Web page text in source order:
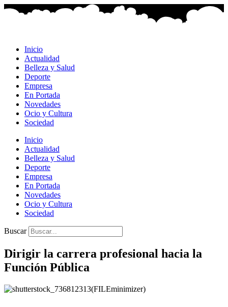
Ir
Inicio
Actualidad
Belleza y Salud
Deporte
Empresa
En Portada
Novedades
Ocio y Cultura
Sociedad
Inicio
Actualidad
Belleza y Salud
Deporte
Empresa
En Portada
Novedades
Ocio y Cultura
Sociedad
Buscar
Dirigir la carrera profesional hacia la
Función Pública